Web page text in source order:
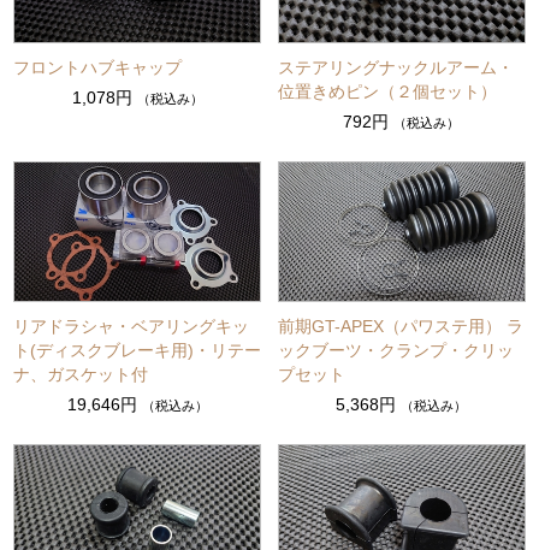
フロントハブキャップ
1,078円
（税込み）
ステアリングナックルアーム・
位置きめピン（２個セット）
792円
（税込み）
リアドラシャ・ベアリングキッ
ト(ディスクブレーキ用)・リテー
ナ、ガスケット付
19,646円
（税込み）
前期GT-APEX（パワステ用） ラ
ックブーツ・クランプ・クリッ
プセット
5,368円
（税込み）